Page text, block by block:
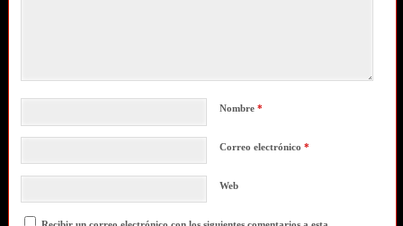
Nombre *
Correo electrónico *
Web